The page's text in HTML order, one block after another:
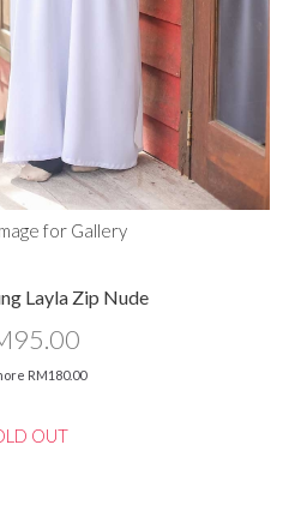
for Gallery
Layla Zip Nude
RM180.00
OUT